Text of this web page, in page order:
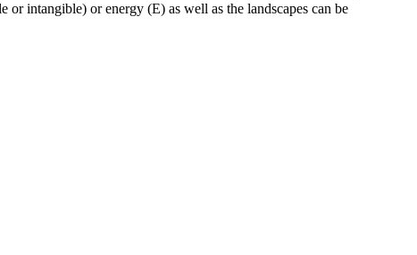
intangible) or energy (E) as well as the landscapes can be